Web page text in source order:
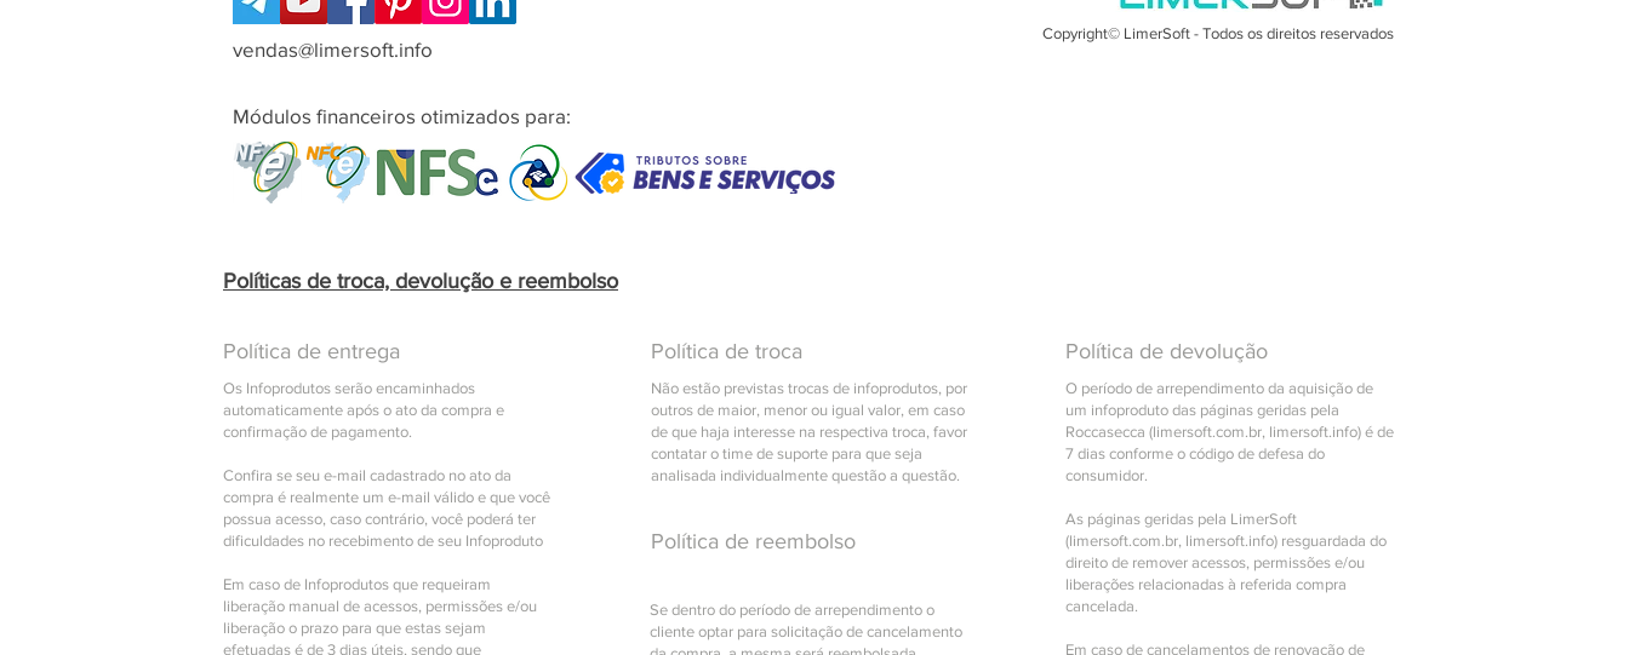
vendas@limersoft.info
Copyright© LimerSoft - Todos os direitos reservados
Módulos financeiros otimizados para:
Políticas de troca, devolução e reembolso
Política de entrega
Os Infoprodutos serão encaminhados
automaticamente após o ato da compra e
confirmação de pagamento.
Confira se seu e-mail cadastrado no ato da
compra é realmente um e-mail válido e que você
possua acesso, caso contrário, você poderá ter
dificuldades no recebimento de seu Infoproduto
Em caso de Infoprodutos que requeiram
liberação manual de acessos, permissões e/ou
liberação o prazo para que estas sejam
efetuadas é de 3 dias úteis, sendo que
Política de troca
Não estão previstas trocas de infoprodutos, por
outros de maior, menor ou igual valor, em caso
de que haja interesse na respectiva troca, favor
contatar o time de suporte para que seja
analisada individualmente questão a questão.
Política de reembolso
Se dentro do período de arrependimento o
cliente optar para solicitação de cancelamento
Política de devolução
O período de arrependimento da aquisição de
um infoproduto das páginas geridas pela
Roccasecca (limersoft.com.br, limersoft.info) é de
7 dias conforme o código de defesa do
consumidor.
As páginas geridas pela LimerSoft
(limersoft.com.br, limersoft.info) resguardada do
direito de remover acessos, permissões e/ou
liberações relacionadas à referida compra
cancelada.
Em caso de cancelamentos de renovação de